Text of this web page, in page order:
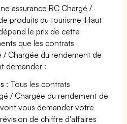
assurance RC Chargé /
produits du tourisme il faut
le prix de cette
que les contrats
/ Chargée du rendement de
demander :
: Tous les contrats
/ Chargée du rendement de
vous demander votre
de chiffre d'affaires